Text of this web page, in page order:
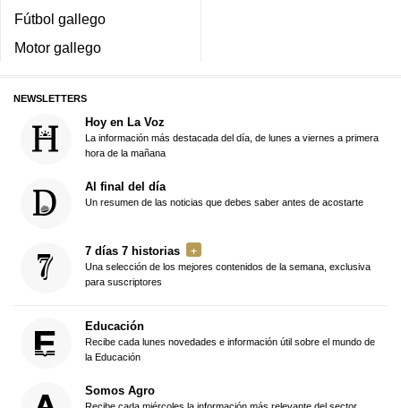
Fútbol gallego
Motor gallego
NEWSLETTERS
Hoy en La Voz
La información más destacada del día, de lunes a viernes a primera
hora de la mañana
Al final del día
Un resumen de las noticias que debes saber antes de acostarte
7 días 7 historias
Una selección de los mejores contenidos de la semana, exclusiva
para suscriptores
Educación
Recibe cada lunes novedades e información útil sobre el mundo de
la Educación
Somos Agro